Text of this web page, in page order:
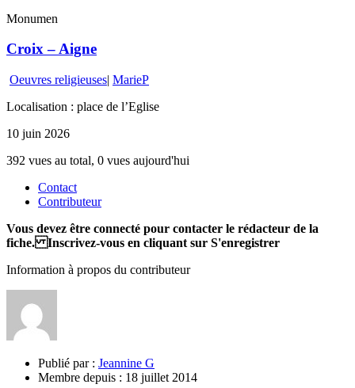
Monumen
Croix – Aigne
Oeuvres religieuses| MarieP
Localisation : place de l’Eglise
10 juin 2026
392 vues au total, 0 vues aujourd'hui
Contact
Contributeur
Vous devez être connecté pour contacter le rédacteur de la
fiche. Inscrivez-vous en cliquant sur S'enregistrer
Information à propos du contributeur
Publié par : Jeannine G
Membre depuis : 18 juillet 2014